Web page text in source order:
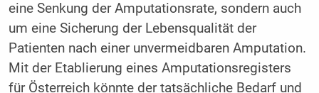
eine Senkung der Amputationsrate, sondern auch
um eine Sicherung der Lebensqualität der
Patienten nach einer unvermeidbaren Amputation.
Mit der Etablierung eines Amputationsregisters
für Österreich könnte der tatsächliche Bedarf und